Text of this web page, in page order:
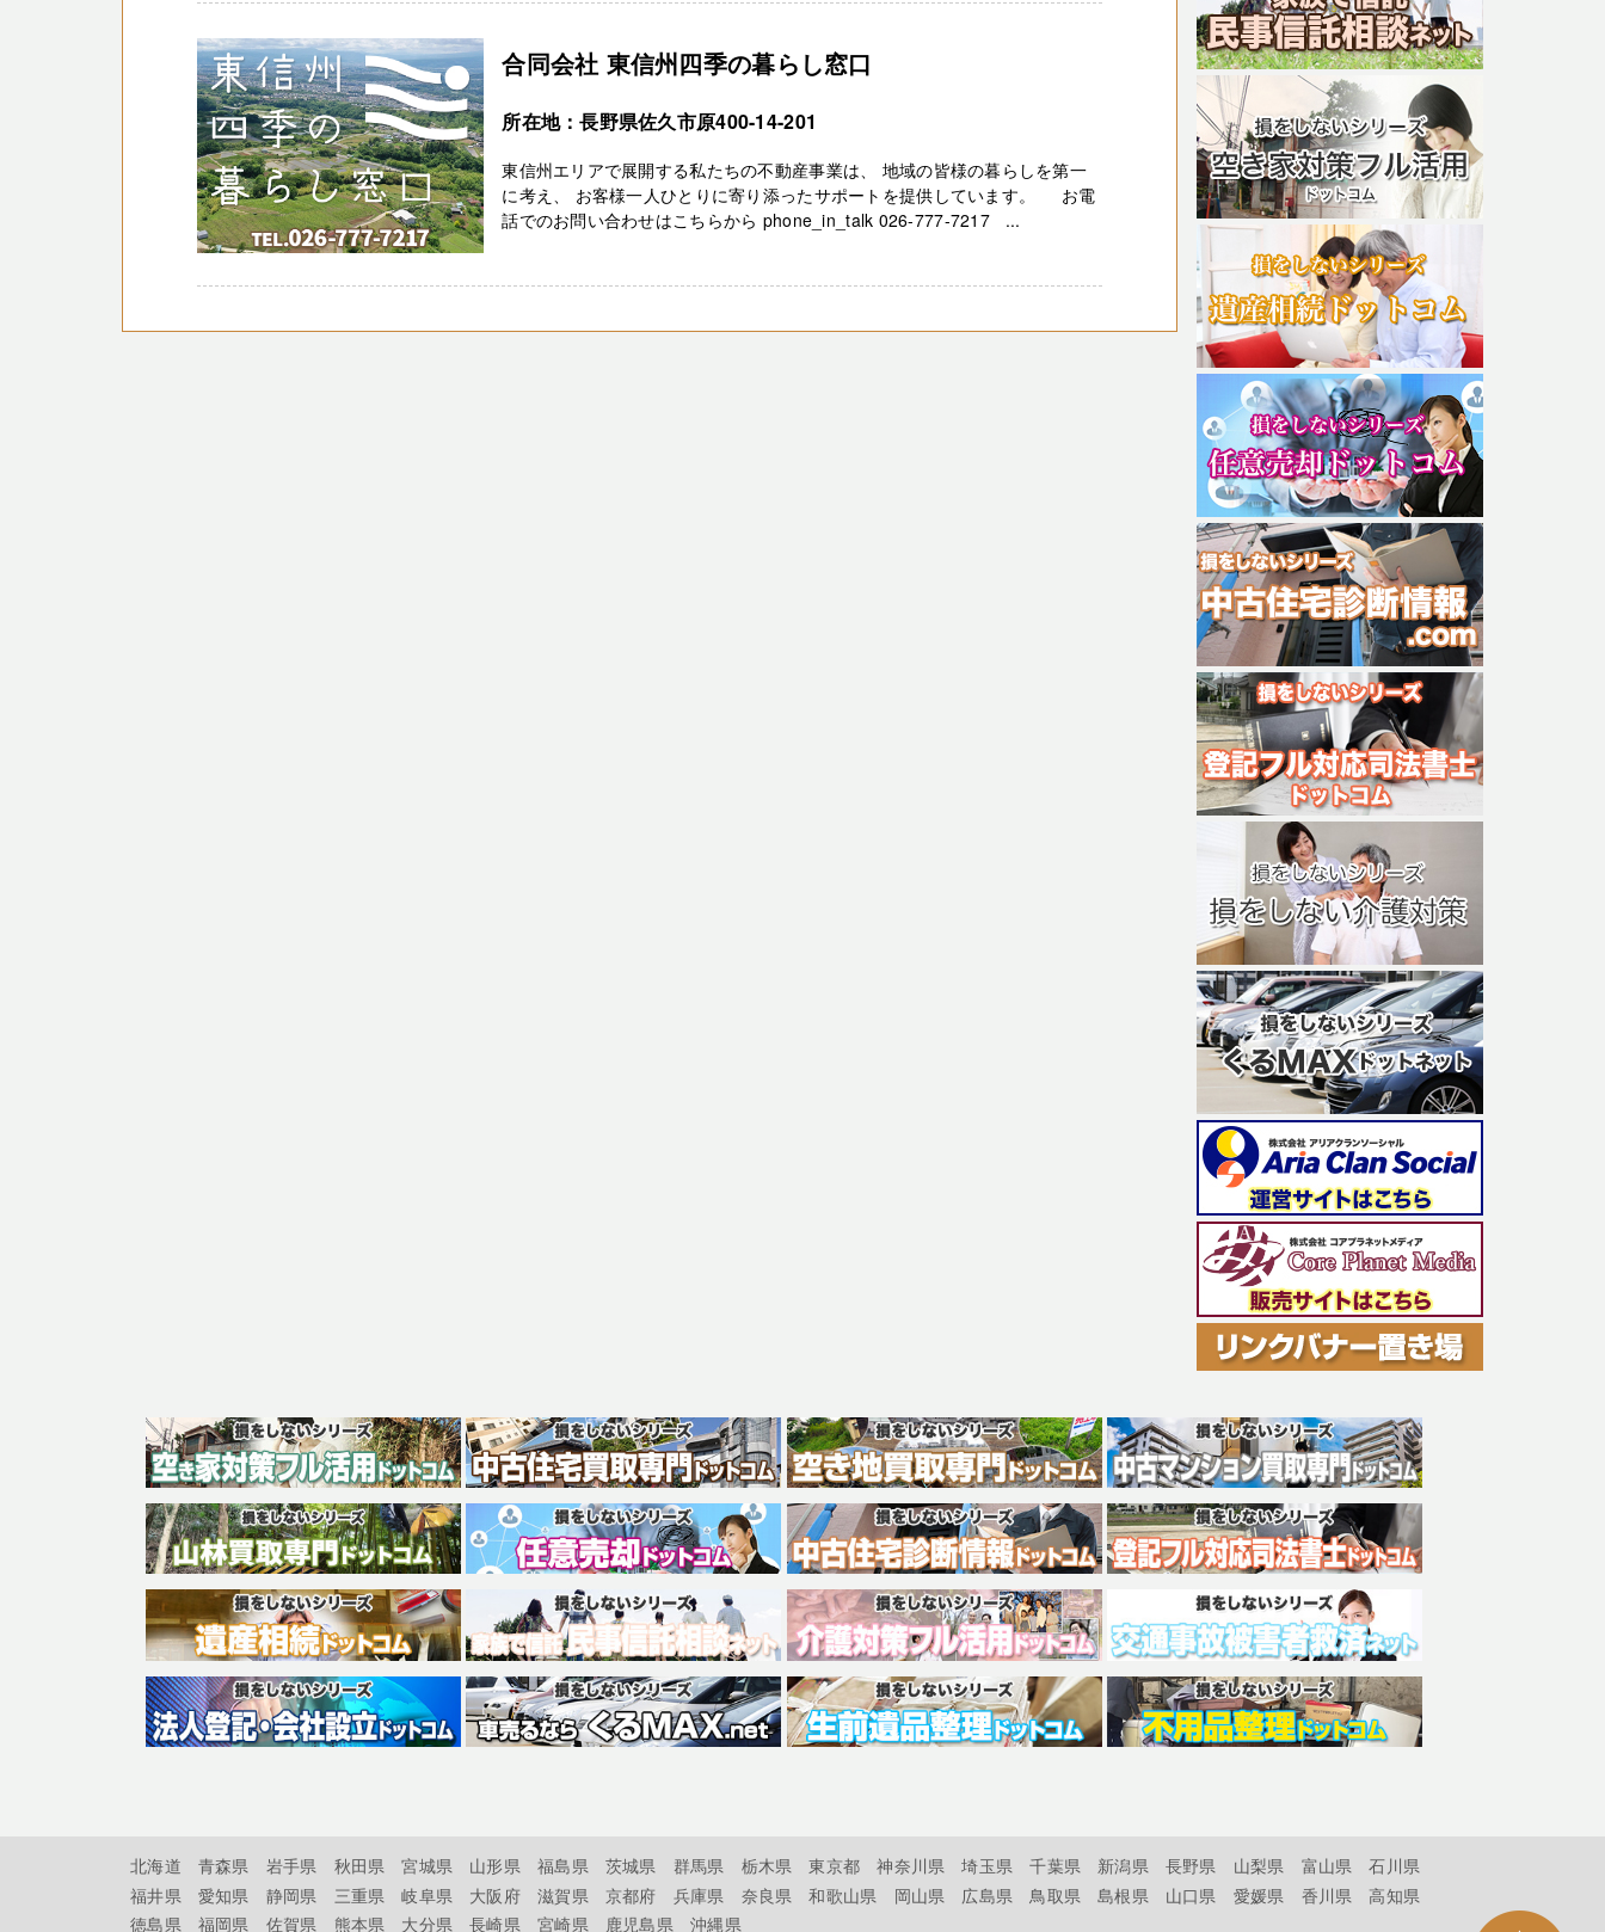
合同会社 東信州四季の暮らし窓口
所在地：長野県佐久市原400-14-201
東信州エリアで展開する私たちの不動産事業は、 地域の皆様の暮らしを第一
に考え、 お客様一人ひとりに寄り添ったサポートを提供しています。 お電
話でのお問い合わせはこちらから phone_in_talk 026-777-7217 ...
北海道 青森県 岩手県 秋田県 宮城県 山形県 福島県 茨城県 群馬県 栃木県 東京都 神奈川県 埼玉県 千葉県 新潟県 長野県 山梨県 富山県
石川県
福井県
愛知県 静岡県 三重県 岐阜県 大阪府 滋賀県 京都府 兵庫県 奈良県 和歌山県 岡山県 広島県 鳥取県 島根県 山口県 愛媛県 香川県
高知県
徳島県
福岡県 佐賀県 熊本県 大分県 長崎県 宮崎県 鹿児島県 沖縄県